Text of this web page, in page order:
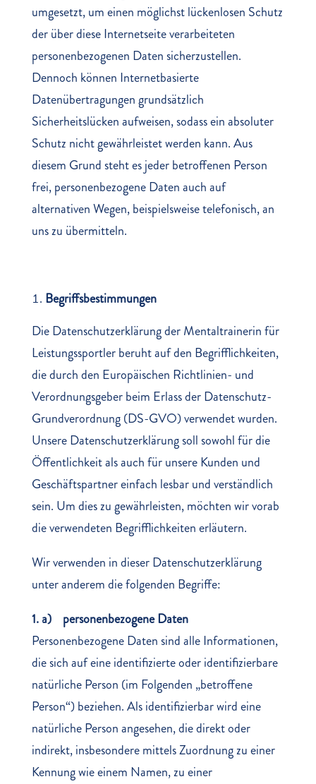
umgesetzt, um einen möglichst lückenlosen Schutz
der über diese Internetseite verarbeiteten
personenbezogenen Daten sicherzustellen.
Dennoch können Internetbasierte
Datenübertragungen grundsätzlich
Sicherheitslücken aufweisen, sodass ein absoluter
Schutz nicht gewährleistet werden kann. Aus
diesem Grund steht es jeder betroffenen Person
frei, personenbezogene Daten auch auf
alternativen Wegen, beispielsweise telefonisch, an
uns zu übermitteln.
Begriffsbestimmungen
Die Datenschutzerklärung der Mentaltrainerin für
Leistungssportler beruht auf den Begrifflichkeiten,
die durch den Europäischen Richtlinien- und
Verordnungsgeber beim Erlass der Datenschutz-
Grundverordnung (DS-GVO) verwendet wurden.
Unsere Datenschutzerklärung soll sowohl für die
Öffentlichkeit als auch für unsere Kunden und
Geschäftspartner einfach lesbar und verständlich
sein. Um dies zu gewährleisten, möchten wir vorab
die verwendeten Begrifflichkeiten erläutern.
Wir verwenden in dieser Datenschutzerklärung
unter anderem die folgenden Begriffe:
1. a) personenbezogene Daten
Personenbezogene Daten sind alle Informationen,
die sich auf eine identifizierte oder identifizierbare
natürliche Person (im Folgenden „betroffene
Person“) beziehen. Als identifizierbar wird eine
natürliche Person angesehen, die direkt oder
indirekt, insbesondere mittels Zuordnung zu einer
Kennung wie einem Namen, zu einer